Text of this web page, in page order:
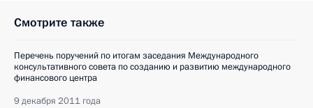
Смотрите также
Перечень поручений по итогам заседания Международного
консультативного совета по созданию и развитию международного
финансового центра
9 декабря 2011 года